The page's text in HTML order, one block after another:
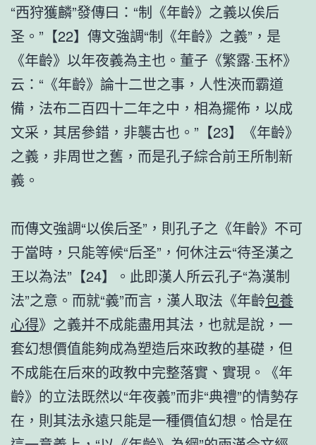
“西狩獲麟”發傳曰：“制《年齡》之義以俟后
圣。”【22】傳文強調“制《年齡》之義”，是
《年齡》以年夜義為主也。董子《繁露·玉杯》
云：“《年齡》論十二世之事，人性浹而霸道
備，法布二百四十二年之中，相為擺佈，以成
文采，其居參錯，非襲古也。”【23】《年齡》
之義，非周世之舊，而是孔子綜合前王所制新
義。
而傳文強調“以俟后圣”，則孔子之《年齡》不可
于當時，只能等候“后圣”，何休注云“待圣漢之
王以為法”【24】。此即漢人所云孔子“為漢制
法”之意。而就“義”而言，漢人取法《年齡包養
心得》之義并不成能盡用其法，也就是說，一
套幻想價值能夠成為塑造后來政教的基礎，但
不成能在后來的政教中完整落實、實現。《年
齡》的立法既然以“年夜義”而非“典禮”的情勢存
在，則其法永遠只能是一種價值幻想。恰是在